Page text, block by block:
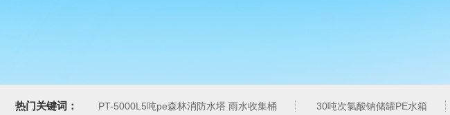
热门关键词： PT-5000L5吨pe森林消防水塔 雨水收集桶 30吨次氯酸钠储罐PE水箱